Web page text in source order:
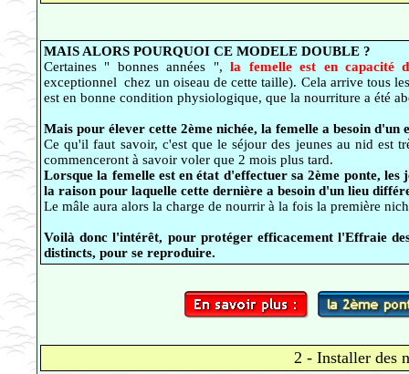
MAIS ALORS POURQUOI CE MODELE DOUBLE ?
Certaines " bonnes années ",la femelle est en capacité
exceptionnel chez un oiseau de cette taille). Cela arrive tous
est en bonne condition physiologique, que la nourriture a été
Mais pour élever cette 2ème nichée, la femelle a besoin
Ce qu'il faut savoir, c'est que le séjour des jeunes au nid est
commenceront à savoir voler que 2 mois plus tard.
Lorsque la femelle est en état d'effectuer sa 2ème ponte,
la raison pour laquelle cette dernière a besoin d'un lieu
Le mâle aura alors la charge de nourrir à la fois la première
Voilà donc l'intérêt, pour protéger efficacement l'Effraie
distincts, pour se reproduire.
2 - Installer des